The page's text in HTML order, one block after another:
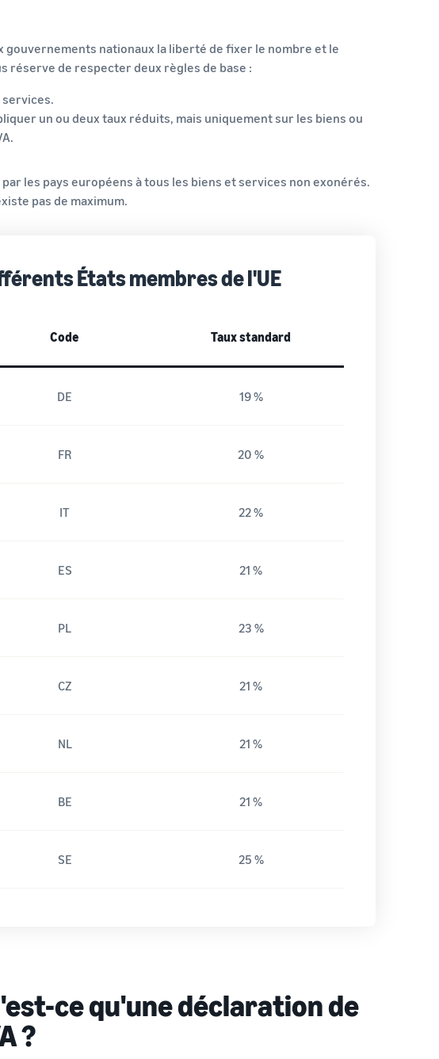
nationaux la liberté de fixer le nombre et le
réserve de respecter deux règles de base :
un ou deux taux réduits, mais uniquement sur les biens ou
les pays européens à tous les biens et services non exonérés.
pas de maximum.
États membres de l'UE
Code Taux standard
DE 19 %
FR 20 %
IT 22 %
ES 21 %
PL 23 %
CZ 21 %
NL 21 %
BE 21 %
SE 25 %
ce qu'une déclaration de
?